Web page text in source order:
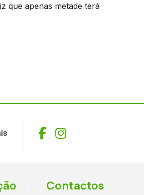
que apenas metade terá
Facebook
Instagram
Contactos